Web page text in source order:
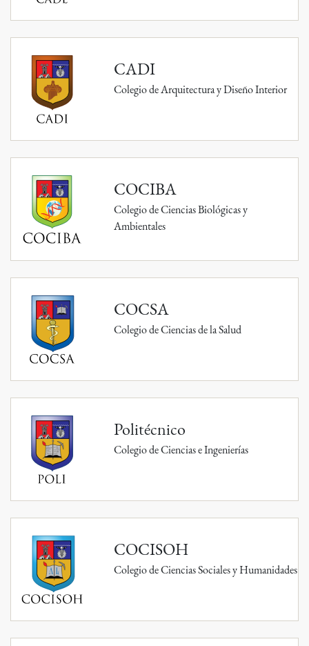
CADI
Colegio de Arquitectura y Diseño Interior
COCIBA
Colegio de Ciencias Biológicas y
Ambientales
COCSA
Colegio de Ciencias de la Salud
Politécnico
Colegio de Ciencias e Ingenierías
COCISOH
Colegio de Ciencias Sociales y Humanidades